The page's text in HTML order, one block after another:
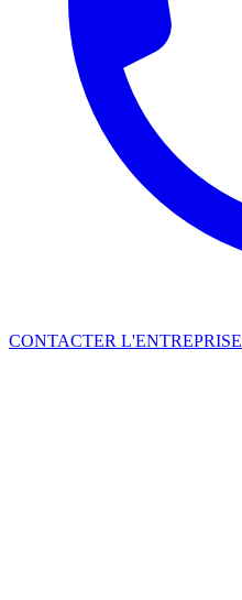
CONTACTER L'ENTREPRISE